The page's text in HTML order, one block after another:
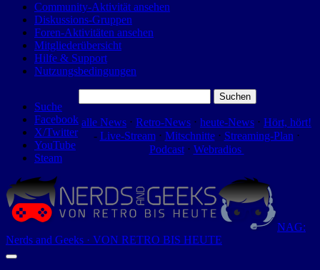
Community-Aktivität ansehen
Diskussions-Gruppen
Foren-Aktivitäten ansehen
Mitgliederübersicht
Hilfe & Support
Nutzungsbedingungen
Suche
Facebook
X/Twitter
YouTube
Steam
nach:
alle News ⋅ Retro-News ⋅ heute-News ⋅ Hört, hört!
- Live-Stream⋅ Mitschnitte⋅ Streaming-Plan ⋅
Podcast⋅ Webradios
NAG:
Nerds and Geeks · VON RETRO BIS HEUTE